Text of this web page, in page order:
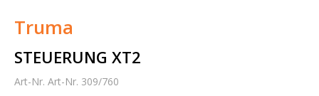
Truma
STEUERUNG XT2
Art-Nr. Art-Nr. 309/760